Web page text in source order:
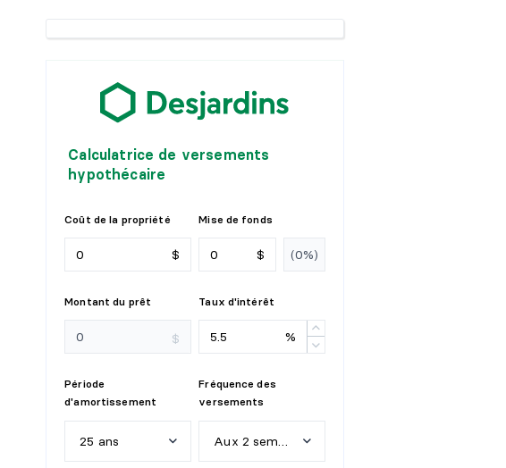
Calculatrice de versements
hypothécaire
Coût de la propriété
$
Mise de fonds
$
Montant du prêt
$
Taux d'intérêt
%
Période
d'amortissement
25 ans
Fréquence des
versements
Aux 2 semaines